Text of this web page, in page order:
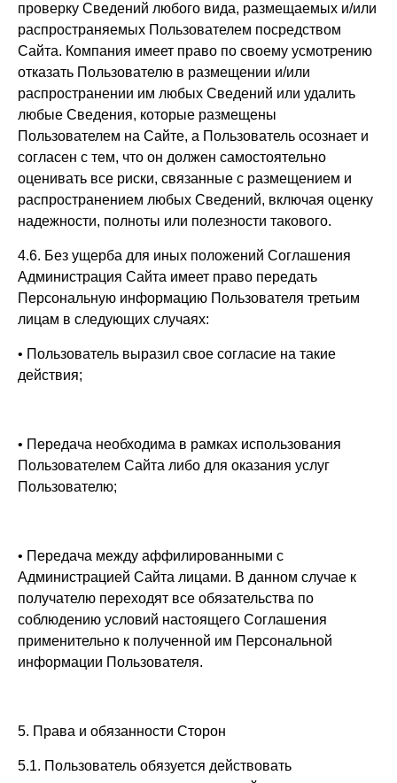
проверку Сведений любого вида, размещаемых и/или
распространяемых Пользователем посредством
Сайта. Компания имеет право по своему усмотрению
отказать Пользователю в размещении и/или
распространении им любых Сведений или удалить
любые Сведения, которые размещены
Пользователем на Сайте, а Пользователь осознает и
согласен с тем, что он должен самостоятельно
оценивать все риски, связанные с размещением и
распространением любых Сведений, включая оценку
надежности, полноты или полезности такового.
4.6. Без ущерба для иных положений Соглашения
Администрация Сайта имеет право передать
Персональную информацию Пользователя третьим
лицам в следующих случаях:
• Пользователь выразил свое согласие на такие
действия;
• Передача необходима в рамках использования
Пользователем Сайта либо для оказания услуг
Пользователю;
• Передача между аффилированными с
Администрацией Сайта лицами. В данном случае к
получателю переходят все обязательства по
соблюдению условий настоящего Соглашения
применительно к полученной им Персональной
информации Пользователя.
5. Права и обязанности Сторон
5.1. Пользователь обязуется действовать